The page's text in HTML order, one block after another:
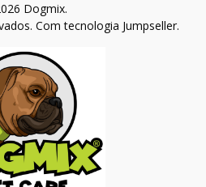
Dogmix.
Com tecnologia Jumpseller.